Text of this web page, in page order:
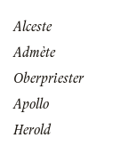
Alceste
Admète
Oberpriester
Apollo
Herold